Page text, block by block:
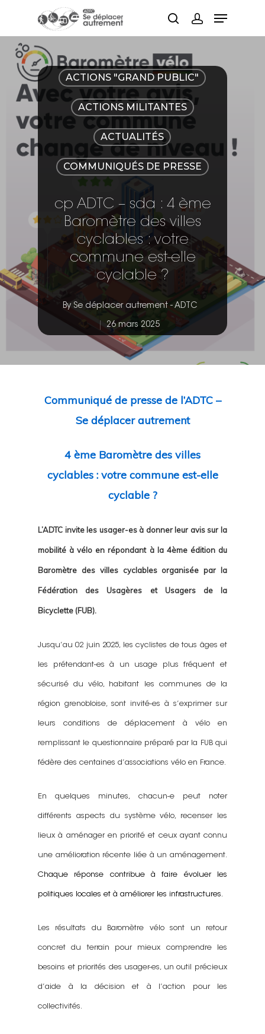
Hit enter to search or ESC to close
ACTIONS "GRAND PUBLIC"
ACTIONS MILITANTES
ACTUALITÉS
COMMUNIQUÉS DE PRESSE
cp ADTC – sda : 4 ème
Baromètre des villes
cyclables : votre
commune est-elle
cyclable ?
By Se déplacer autrement - ADTC
26 mars 2025
Communiqué de presse de l’ADTC –
Se déplacer autrement
4 ème Baromètre des villes
cyclables : votre commune est-elle
cyclable ?
L’ADTC invite les usager-es à donner leur avis sur la
mobilité à vélo en répondant à la 4ème édition du
Baromètre des villes cyclables organisée par la
Fédération des Usagères et Usagers de la
Bicyclette (FUB).
Jusqu’au 02 juin 2025, les cyclistes de tous âges et
les prétendant-es à un usage plus fréquent et
sécurisé du vélo, habitant les communes de la
région grenobloise, sont invité-es à s’exprimer sur
leurs conditions de déplacement à vélo en
remplissant le questionnaire préparé par la FUB qui
fédère des centaines d’associations vélo en France.
En quelques minutes, chacun-e peut noter
différents aspects du système vélo, recenser les
lieux à aménager en priorité et ceux ayant connu
une amélioration récente liée à un aménagement.
Chaque réponse contribue à faire évoluer les
politiques locales et à améliorer les infrastructures.
Les résultats du Baromètre vélo sont un retour
concret du terrain pour mieux comprendre les
besoins et priorités des usager-es, un outil précieux
d’aide à la décision et à l’action pour les
collectivités.